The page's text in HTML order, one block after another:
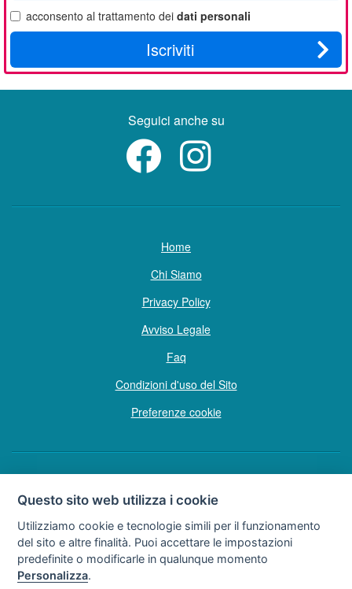
acconsento al trattamento dei dati personali
Iscriviti
Seguici anche su
Home
Chi Siamo
Privacy Policy
Avviso Legale
Faq
Condizioni d'uso del Sito
Preferenze cookie
Copyright © Tutti i diritti sono riservati
Soggetto sottoposto a direzione e coordinamento della F.lli Dionisi S.r.L.
unipersonale
via A. Costa n° 2 - 63822 P. S. Giorgio (FM)
Questo sito web utilizza i cookie
Utilizziamo cookie e tecnologie simili per il funzionamento
del sito e altre finalità. Puoi accettare le impostazioni
predefinite o modificarle in qualunque momento
Personalizza.